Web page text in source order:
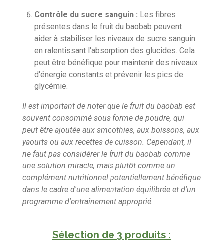
Contrôle du sucre sanguin : Les fibres
présentes dans le fruit du baobab peuvent
aider à stabiliser les niveaux de sucre sanguin
en ralentissant l'absorption des glucides. Cela
peut être bénéfique pour maintenir des niveaux
d'énergie constants et prévenir les pics de
glycémie.
Il est important de noter que le fruit du baobab est
souvent consommé sous forme de poudre, qui
peut être ajoutée aux smoothies, aux boissons, aux
yaourts ou aux recettes de cuisson. Cependant, il
ne faut pas considérer le fruit du baobab comme
une solution miracle, mais plutôt comme un
complément nutritionnel potentiellement bénéfique
dans le cadre d'une alimentation équilibrée et d'un
programme d'entraînement approprié.
Sélection de 3 produits :